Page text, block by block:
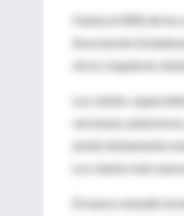
Hasta el 40% de
Asociación
otros requieren
Los stents,
versiones
emite lentamente
Los stents más
El nuevo estudio